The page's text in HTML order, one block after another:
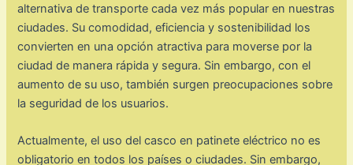
alternativa de transporte cada vez más popular en nuestras
ciudades. Su comodidad, eficiencia y sostenibilidad los
convierten en una opción atractiva para moverse por la
ciudad de manera rápida y segura. Sin embargo, con el
aumento de su uso, también surgen preocupaciones sobre
la seguridad de los usuarios.
Actualmente, el uso del casco en patinete eléctrico no es
obligatorio en todos los países o ciudades. Sin embargo,